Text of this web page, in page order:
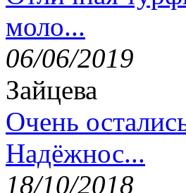
моло...
06/06/2019
Зайцева
Очень
Надёжнос...
18/10/2018